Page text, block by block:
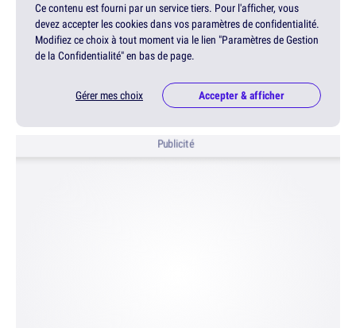
Ce contenu est fourni par un service tiers. Pour l'afficher, vous
devez accepter les cookies dans vos paramètres de confidentialité.
Modifiez ce choix à tout moment via le lien "Paramètres de Gestion
de la Confidentialité" en bas de page.
Gérer mes choix Accepter & afficher
Publicité